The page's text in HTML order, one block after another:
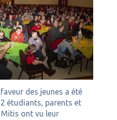
des jeunes a été
étudiants, parents et
ont vu leur